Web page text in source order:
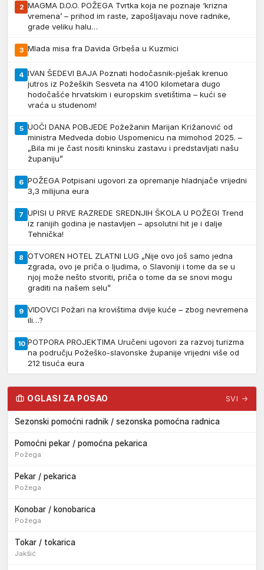
2 MAGMA D.O.O. POŽEGA Tvrtka koja ne poznaje ‘krizna
vremena’ – prihod im raste, zapošljavaju nove radnike,
grade veliku halu…
3 Mlada misa fra Davida Grbeša u Kuzmici
4 IVAN ŠEDEVI BAJA Poznati hodočasnik-pješak krenuo
jutros iz Požeških Sesveta na 4100 kilometara dugo
hodočašće hrvatskim i europskim svetištima – kući se
vraća u studenom!
5 UOČI DANA POBJEDE Požežanin Marijan Križanović od
ministra Medveda dobio Uspomenicu na mimohod 2025. –
„Bila mi je čast nositi kninsku zastavu i predstavljati našu
županiju”
6 POŽEGA Potpisani ugovori za opremanje hladnjače vrijedni
3,3 milijuna eura
7 UPISI U PRVE RAZREDE SREDNJIH ŠKOLA U POŽEGI Trend
iz ranijih godina je nastavljen – apsolutni hit je i dalje
Tehnička!
8 OTVOREN HOTEL ZLATNI LUG „Nije ovo još samo jedna
zgrada, ovo je priča o ljudima, o Slavoniji i tome da se u
njoj može nešto stvoriti, priča o tome da se snovi mogu
graditi na našem selu”
9 VIDOVCI Požari na krovištima dvije kuće – zbog nevremena
ili…?
10 POTPORA PROJEKTIMA Uručeni ugovori za razvoj turizma
na području Požeško-slavonske županije vrijedni više od
212 tisuća eura
OGLASI ZA POSAO SVI →
Sezonski pomoćni radnik / sezonska pomoćna radnica
Pomoćni pekar / pomoćna pekarica
Požega
Pekar / pekarica
Požega
Konobar / konobarica
Požega
Tokar / tokarica
Jakšić